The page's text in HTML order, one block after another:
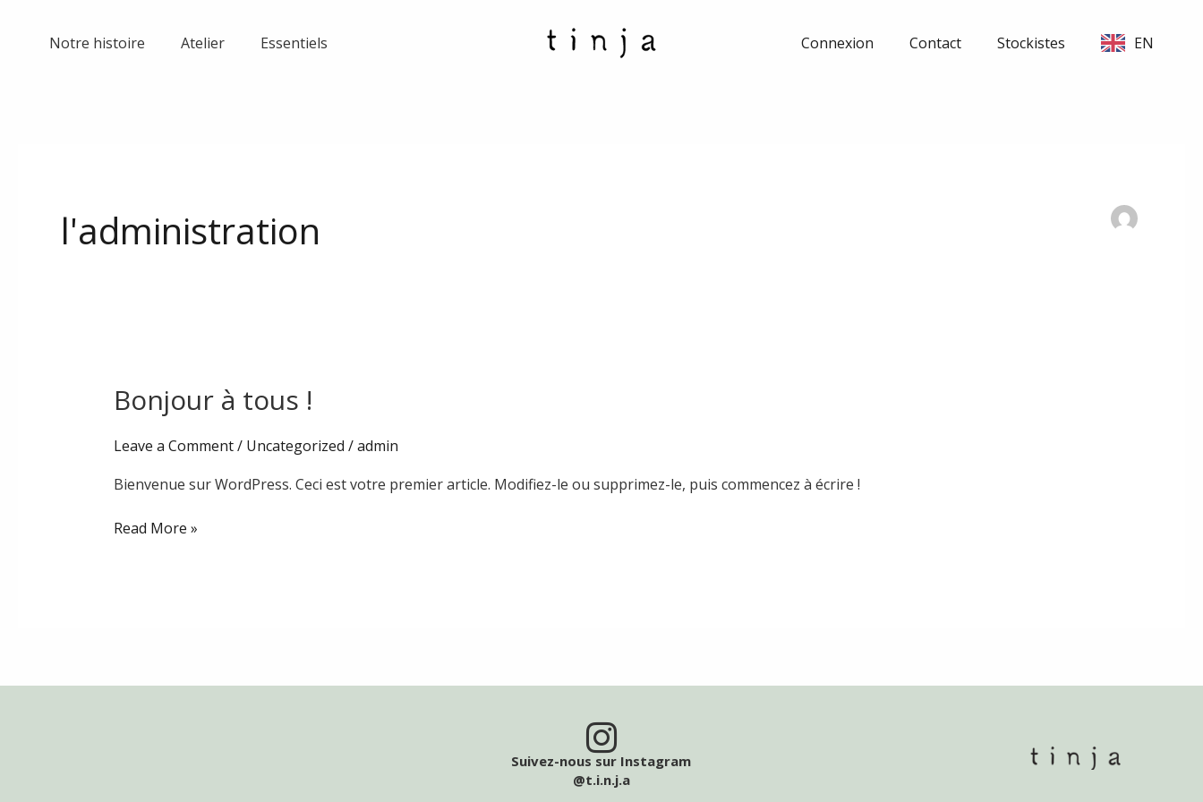
content
Notre histoire Atelier Essentiels Connexion Contact Stockistes EN
l'administration
Bonjour à tous !
Leave a Comment/ Uncategorized /admin
Bienvenue sur WordPress. Ceci est votre premier article. Modifiez-le ou supprimez-le, puis commencez à écrire !
Hello
world!
Read More »
Suivez-nous sur Instagram
@t.i.n.j.a